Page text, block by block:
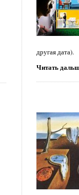
другая дата).
Читать